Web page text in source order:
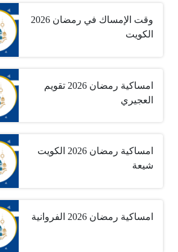
وقت الإمساك في رمضان 2026
الكويت
امساكية رمضان 2026 تقويم
العجيري
امساكية رمضان 2026 الكويت
شيعة
امساكية رمضان 2026 الفروانية